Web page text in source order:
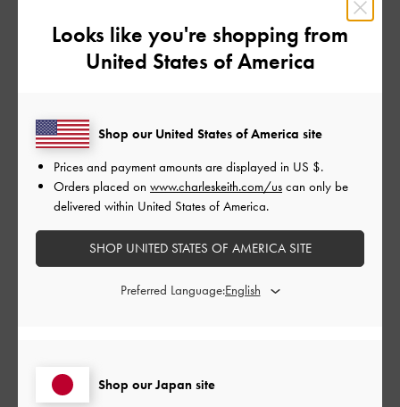
よかった
このレビューは役に立ちましたか？
なんで同じの2個あるの！？？
で、お高い方にしました。このバッグ一つ持ってると人生変わ
りそうな勢い。色んなモデルさんもYouTuberも使ってました！イ
Looks like you're shopping from
United States of America
Shop our Japan site
Shop our United States of America site
Prices and payment amounts are displayed in US $.
Orders placed on www.charleskeith.com/us can only be
delivered within United States of America.
SHOP UNITED STATES OF AMERICA SITE
Preferred Language: